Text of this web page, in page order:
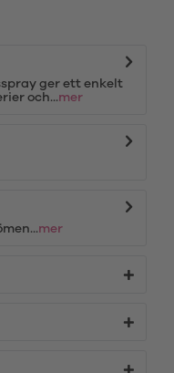
ger ett enkelt
och...mer
mer